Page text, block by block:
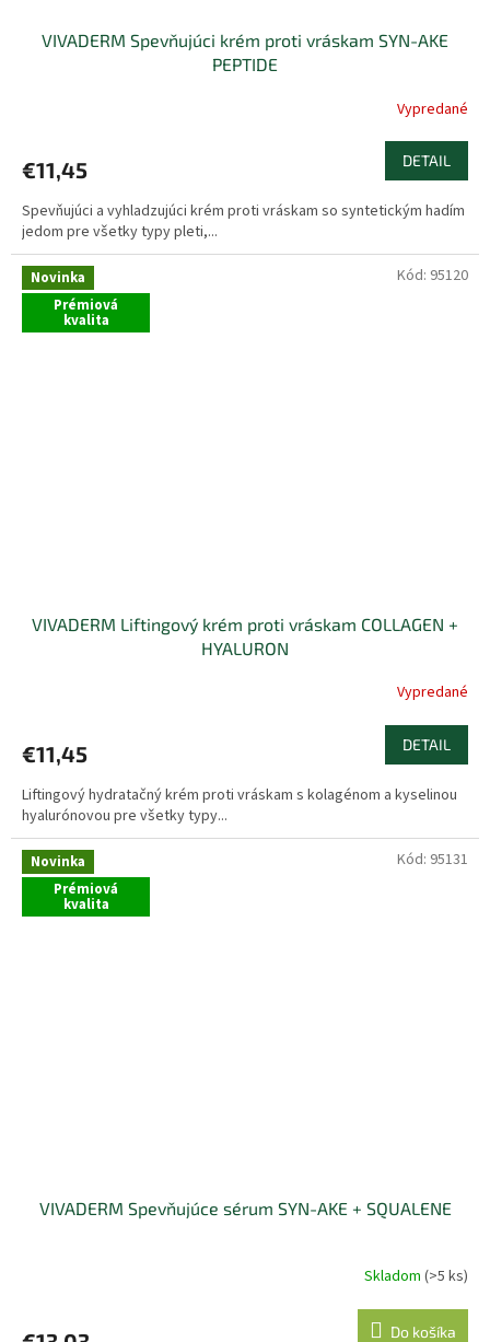
VIVADERM Spevňujúci krém proti vráskam SYN-AKE
PEPTIDE
Vypredané
€11,45 DETAIL
Spevňujúci a vyhladzujúci krém proti vráskam so syntetickým hadím
jedom pre všetky typy pleti,...
Novinka
Prémiová
kvalita
VIVADERM Liftingový krém proti vráskam COLLAGEN +
HYALURON
Vypredané
€11,45 DETAIL
Liftingový hydratačný krém proti vráskam s kolagénom a kyselinou
hyalurónovou pre všetky typy...
Kód: 95120
Novinka
Prémiová
kvalita
VIVADERM Spevňujúce sérum SYN-AKE + SQUALENE
Skladom (>5 ks)
Do košíka
Kód: 95131